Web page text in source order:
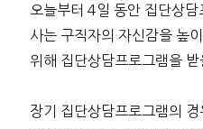
오늘부터 4일 동안 집단상
사는 구직자의 자신감을 높
위해 집단상담프로그램을 받
장기 집단상담프로그램의